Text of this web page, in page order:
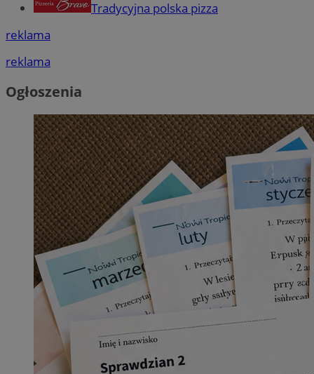
Tradycyjna polska pizza
reklama
reklama
Ogłoszenia